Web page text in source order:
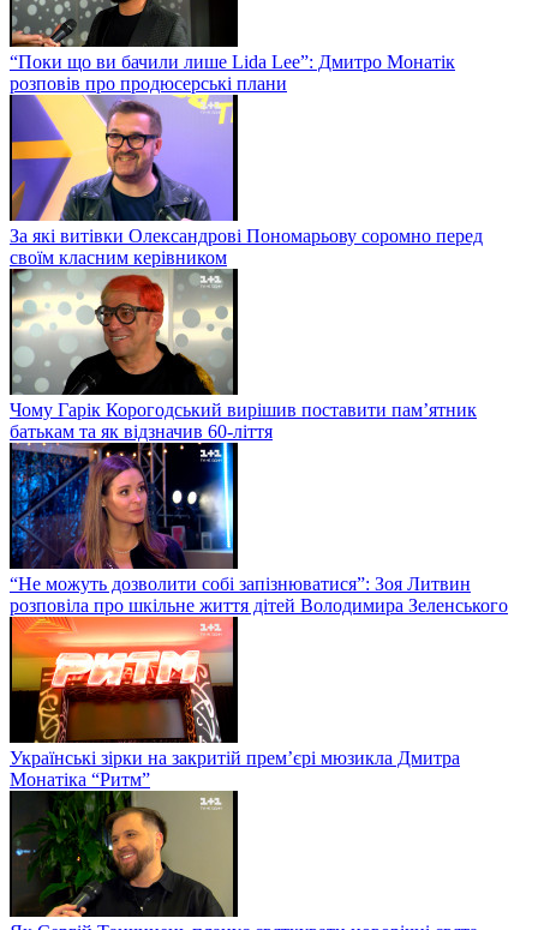
“Поки що ви бачили лише Lida Lee”: Дмитро Монатік
розповів про продюсерські плани
За які витівки Олександрові Пономарьову соромно перед
своїм класним керівником
Чому Гарік Корогодський вирішив поставити пам’ятник
батькам та як відзначив 60-ліття
“Не можуть дозволити собі запізнюватися”: Зоя Литвин
розповіла про шкільне життя дітей Володимира Зеленського
Українські зірки на закритій прем’єрі мюзикла Дмитра
Монатіка “Ритм”